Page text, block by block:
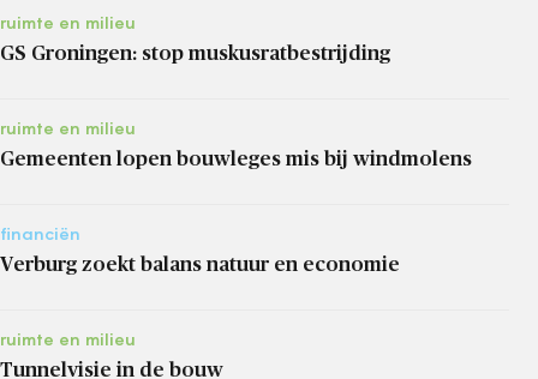
ruimte en milieu
GS Groningen: stop muskusratbestrijding
ruimte en milieu
Gemeenten lopen bouwleges mis bij windmolens
financiën
Verburg zoekt balans natuur en economie
ruimte en milieu
Tunnelvisie in de bouw